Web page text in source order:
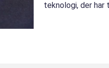
teknologi, der